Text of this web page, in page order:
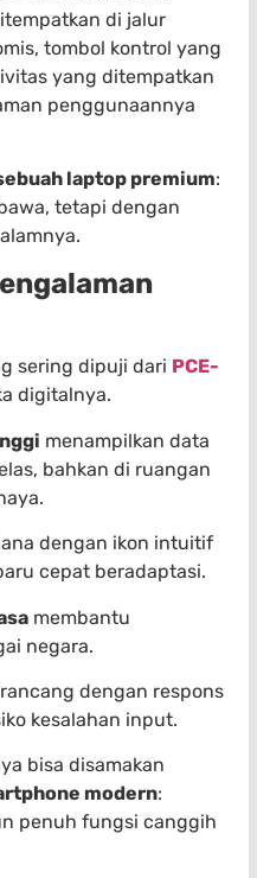
di jalur
tombol kontrol yang
yang ditempatkan
penggunaannya
laptop premium:
tetapi dengan
sering dipuji dari PCE-
digitalnya.
menampilkan data
bahkan di ruangan
dengan ikon intuitif
cepat beradaptasi.
membantu
negara.
dengan respons
kesalahan input.
bisa disamakan
modern:
penuh fungsi canggih